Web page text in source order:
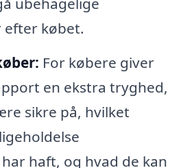
efter købet.
For købere giver
en ekstra tryghed,
sikre på, hvilket
haft, og hvad de kan